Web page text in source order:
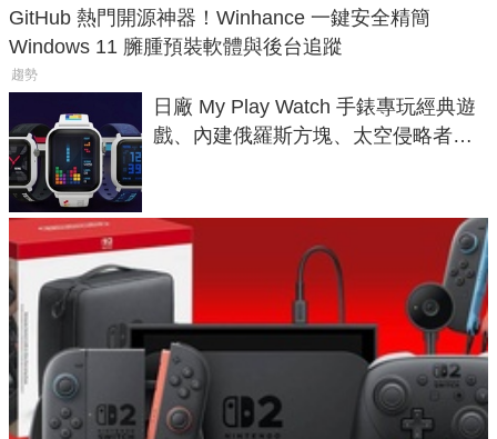
GitHub 熱門開源神器！Winhance 一鍵安全精簡
Windows 11 臃腫預裝軟體與後台追蹤
趨勢
日廠 My Play Watch 手錶專玩經典遊
戲、內建俄羅斯方塊、太空侵略者，